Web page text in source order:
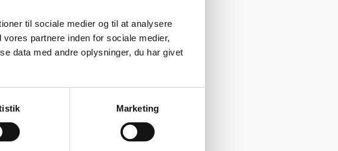
til sociale medier og til at analysere
partnere inden for sociale medier,
data med andre oplysninger, du har givet
Marketing